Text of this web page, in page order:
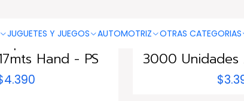
JUGUETES Y JUEGOS AUTOMOTRIZ OTRAS CATEGORIAS
Térmico
Hand - PS
Pack 10 Rollos
3000 Unidades